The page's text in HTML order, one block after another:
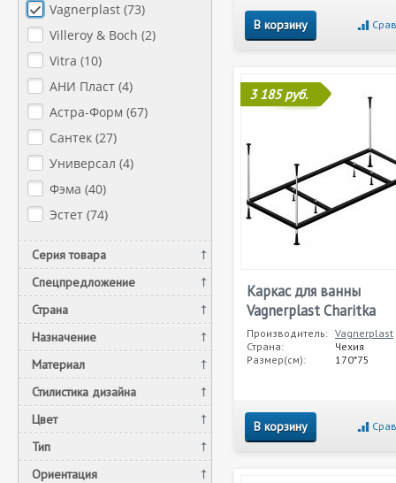
Vagnerplast (73)
Villeroy & Boch (2)
Vitra (10)
АНИ Пласт (4)
Астра-Форм (67)
Сантек (27)
Универсал (4)
Фэма (40)
Эстет (74)
Серия товара
Спецпредложение
Страна
Назначение
Материал
Стилистика дизайна
Цвет
Тип
Ориентация
В корзину
3 185 руб.
Каркас для ванны
Vagnerplast Charitka
Производитель: Vagnerplast
Страна:
Чехия
Размер(см):
170*75
В корзину